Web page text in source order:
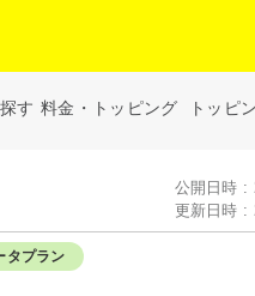
す 料金・トッピング トッピ
公開日時 :
更新日時 :
タプラン